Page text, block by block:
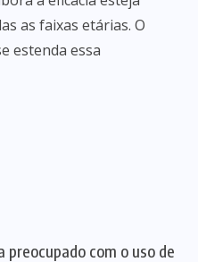
as faixas etárias. O
estenda essa
preocupado com o uso de